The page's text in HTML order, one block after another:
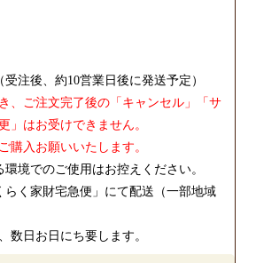
注後、約10営業日後に発送予定）
、ご注文完了後の「キャンセル」「サ
」はお受けできません。
購入お願いいたします。
境でのご使用はお控えください。
らく家財宅急便」にて配送（一部地域
数日お日にち要します。